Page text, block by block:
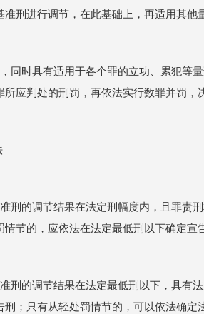
刑进行调节，在此基础上，再适用其他
，同时具有适用于各个罪的立功、累犯等
应判处的刑罚，再依法实行数罪并罚，
准刑的调节结果在法定刑幅度内，且罪责
节的，应依法在法定最低刑以下确定宣
准刑的调节结果在法定最低刑以下，具有
刑；只有从轻处罚情节的，可以依法确